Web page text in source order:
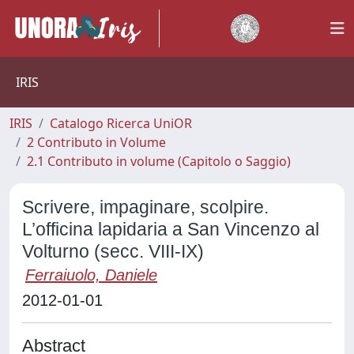
IRIS
IRIS
Catalogo Ricerca UniOR
2 Contributo in Volume
2.1 Contributo in volume (Capitolo o Saggio)
Scrivere, impaginare, scolpire.
L’officina lapidaria a San Vincenzo al
Volturno (secc. VIII-IX)
Ferraiuolo, Daniele
2012-01-01
Abstract